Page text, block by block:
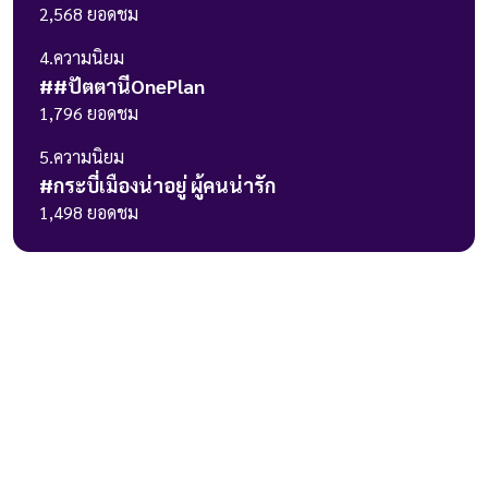
2,568 ยอดชม
4.ความนิยม
##ปัตตานีOnePlan
1,796 ยอดชม
5.ความนิยม
#กระบี่เมืองน่าอยู่ ผู้คนน่ารัก
1,498 ยอดชม